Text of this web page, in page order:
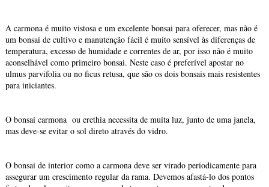
A carmona é muito vistosa e um excelente bonsai para oferecer, mas não é
um bonsai de cultivo e manutenção fácil é muito sensível às diferenças de
temperatura, excesso de humidade e correntes de ar, por isso não é muito
aconselhável como primeiro bonsai. Neste caso é preferível apostar no
ulmus parvifolia ou no ficus retusa, que são os dois bonsais mais resistentes
para iniciantes.
O bonsai carmona ou erethia necessita de muita luz, junto de uma janela,
mas deve-se evitar o sol direto através do vidro.
O bonsai de interior como a carmona deve ser virado periodicamente para
assegurar um crescimento regular da rama. Devemos afastá-lo dos pontos